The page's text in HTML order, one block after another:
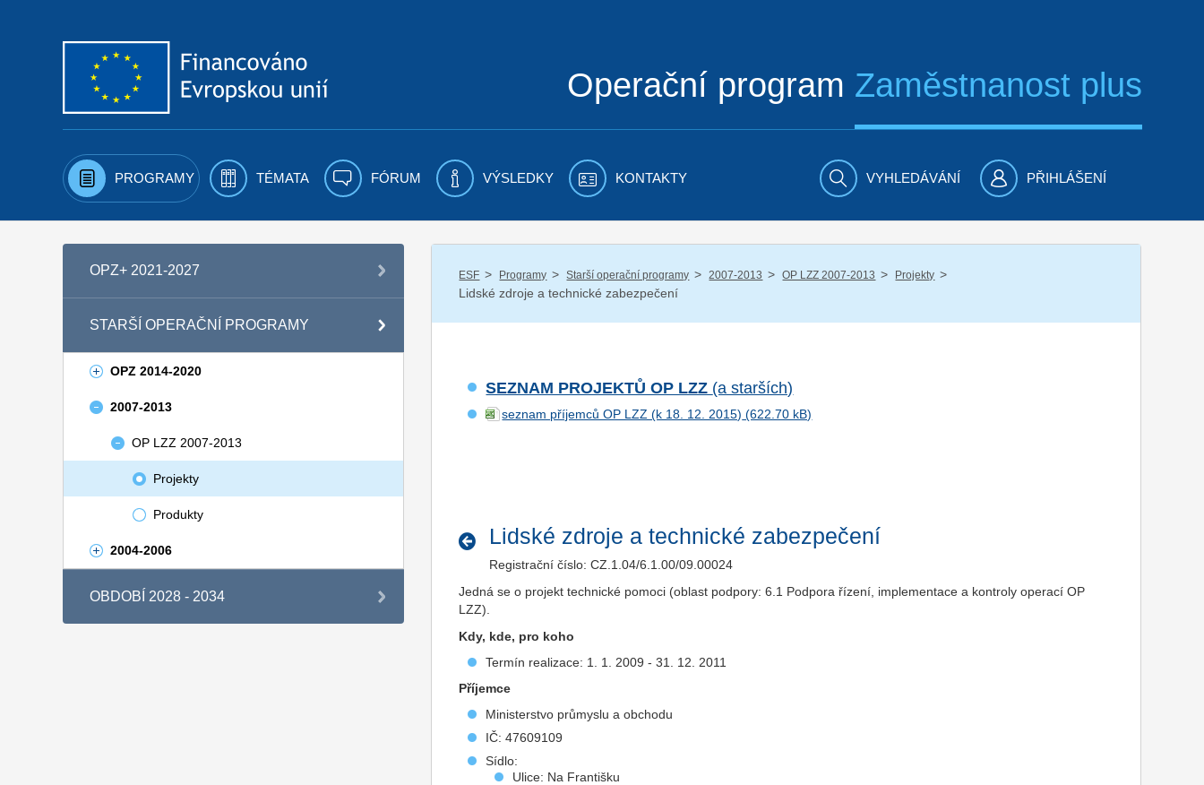
Operační program Zaměstnanost plus
PROGRAMY TÉMATA FÓRUM VÝSLEDKY KONTAKTY VYHLEDÁVÁNÍ PŘIHLÁŠENÍ
OPZ+ 2021-2027
STARŠÍ OPERAČNÍ PROGRAMY
OPZ 2014-2020
2007-2013
OP LZZ 2007-2013
Projekty
Produkty
2004-2006
OBDOBÍ 2028 - 2034
ESF / Programy / Starší operační programy / 2007-2013 / OP LZZ 2007-2013 / Projekty /
Lidské zdroje a technické zabezpečení
SEZNAM PROJEKTŮ OP LZZ (a starších)
seznam příjemců OP LZZ (k 18. 12. 2015)
Lidské zdroje a technické zabezpečení
Registrační číslo: CZ.1.04/6.1.00/09.00024
Jedná se o projekt technické pomoci (oblast podpory: 6.1 Podpora řízení, implementace a kontroly operací OP
LZZ).
Kdy, kde, pro koho
Termín realizace: 1. 1. 2009 - 31. 12. 2011
Příjemce
Ministerstvo průmyslu a obchodu
IČ: 47609109
Sídlo:
Ulice: Na Františku